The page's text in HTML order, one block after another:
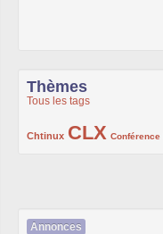
Thèmes
Tous les tags
Chtinux
222/1002CLX
1002/1002 Conférence
132/1002
119/1002
168/1002
Annonces